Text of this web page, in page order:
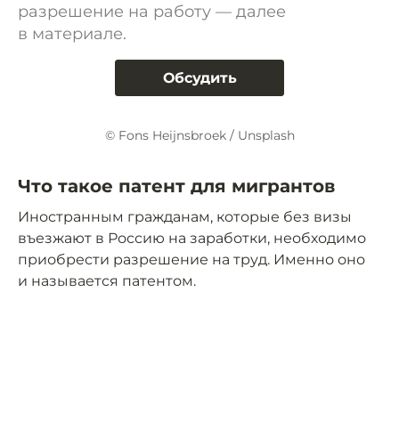
разрешение на работу — далее
в материале.
Обсудить
© Fons Heijnsbroek / Unsplash
Что такое патент для мигрантов
Иностранным гражданам, которые без визы
въезжают в Россию на заработки, необходимо
приобрести разрешение на труд. Именно оно
и называется патентом.